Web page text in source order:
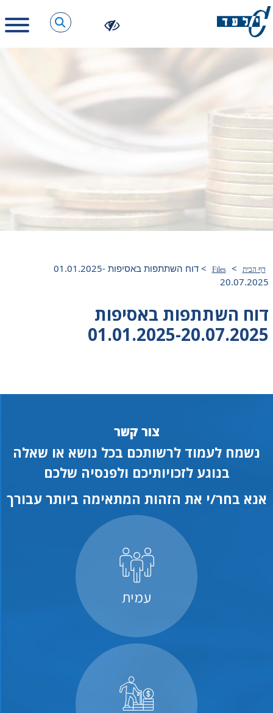
דף הבית >
Files
>
דוח השתתפות באסיפות 01.01.2025-
20.07.2025
דוח השתתפות באסיפות
01.01.2025-20.07.2025
צור קשר
נשמח לעמוד לרשותכם בכל נושא או שאלה
בנוגע לזכויותיכם ולפנסיה שלכם
אנא בחר/י את הזהות המתאימה ביותר עבורך
עמית